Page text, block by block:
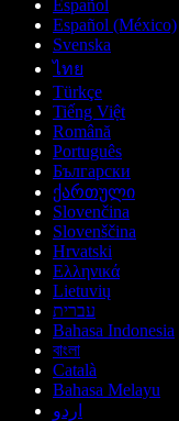
Español
Español (México)
Svenska
ไทย
Türkçe
Tiếng Việt
Română
Português
Български
ქართული
Slovenčina
Slovenščina
Hrvatski
Ελληνικά
Lietuvių
עברית
Bahasa Indonesia
বাংলা
Català
Bahasa Melayu
اردو